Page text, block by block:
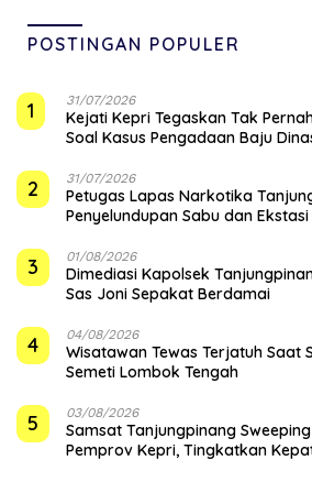
POSTINGAN POPULER
1 31/07/2026
Kejati Kepri Tegaskan Tak
Soal Kasus Pengadaan Baju
2 31/07/2026
Petugas Lapas Narkotika
Penyelundupan Sabu dan
3 01/08/2026
Dimediasi Kapolsek
Sas Joni Sepakat Berdamai
4 04/08/2026
Wisatawan Tewas Terjatuh Saat
Semeti Lombok Tengah
5 03/08/2026
Samsat Tanjungpinang
Pemprov Kepri, Tingkatkan